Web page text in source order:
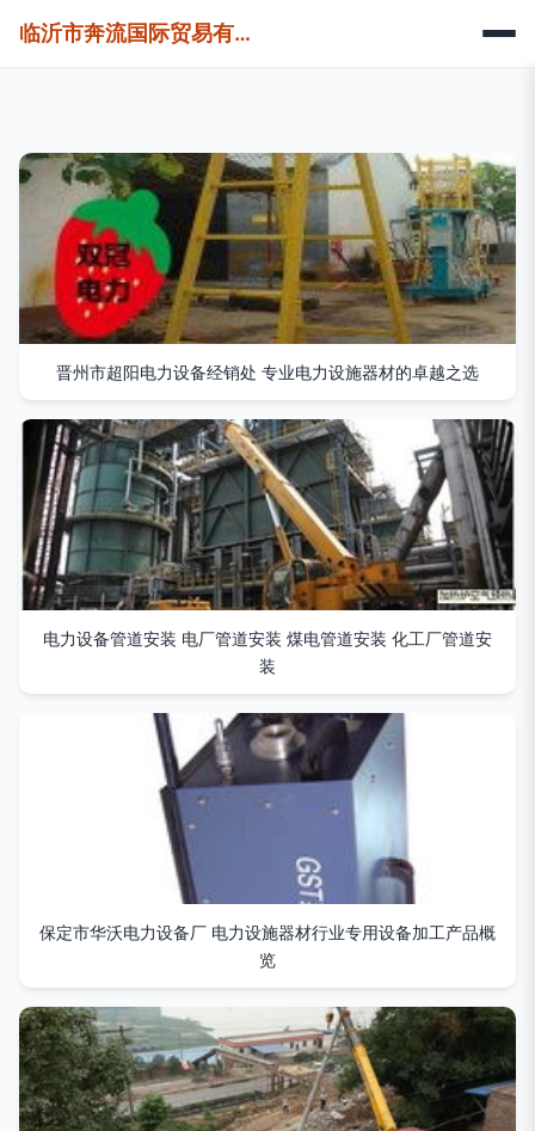
临沂市奔流国际贸易有限公司
晋州市超阳电力设备经销处 专业电力设施器材的卓越之选
电力设备管道安装 电厂管道安装 煤电管道安装 化工厂管道安
装
保定市华沃电力设备厂 电力设施器材行业专用设备加工产品概
览